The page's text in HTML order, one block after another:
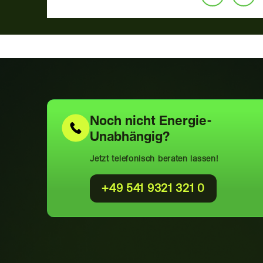
Noch nicht Energie-
Unabhängig?
Jetzt telefonisch beraten lassen!
+49 541 9321 321 0